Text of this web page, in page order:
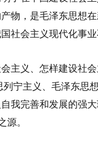
物，是毛泽东思想
社会主义现代化事业
主义、怎样建设社
列宁主义、毛泽东思
我完善和发展的强
源。